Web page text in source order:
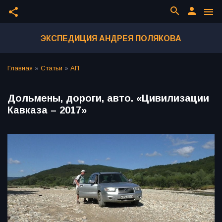
share menu
person
search
ЭКСПЕДИЦИЯ АНДРЕЯ ПОЛЯКОВА
Главная » Статьи » АП
Дольмены, дороги, авто. «Цивилизации
Кавказа – 2017»